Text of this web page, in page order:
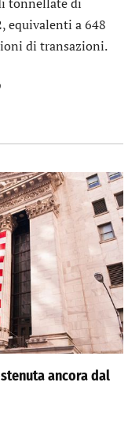
equivalenti a 648
di transazioni.
ancora dal